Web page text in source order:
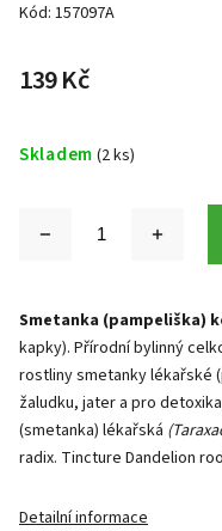
Kód: 157097A
139 Kč
Skladem (2 ks)
Smetanka (pampeliška)
kapky). Přírodní bylinný
rostliny smetanky lékařské
žaludku, jater a pro
(smetanka) lékařská
radix. Tincture Dandelion
Detailní informace